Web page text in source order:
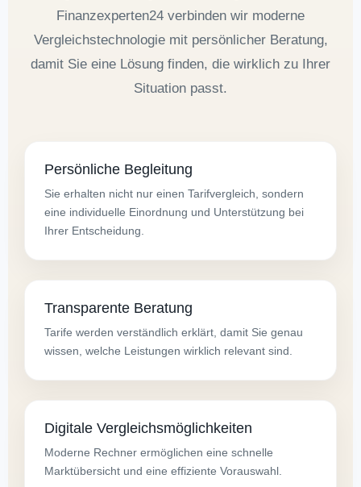
Finanzexperten24 verbinden wir moderne
Vergleichstechnologie mit persönlicher Beratung,
damit Sie eine Lösung finden, die wirklich zu Ihrer
Situation passt.
Persönliche Begleitung
Sie erhalten nicht nur einen Tarifvergleich, sondern
eine individuelle Einordnung und Unterstützung bei
Ihrer Entscheidung.
Transparente Beratung
Tarife werden verständlich erklärt, damit Sie genau
wissen, welche Leistungen wirklich relevant sind.
Digitale Vergleichsmöglichkeiten
Moderne Rechner ermöglichen eine schnelle
Marktübersicht und eine effiziente Vorauswahl.